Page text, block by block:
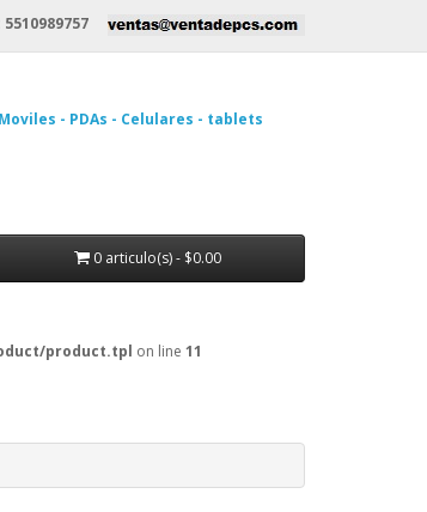
5510989757
Moviles - PDAs - Celulares - tablets
0 articulo(s) - $0.00
product.tpl on line 11